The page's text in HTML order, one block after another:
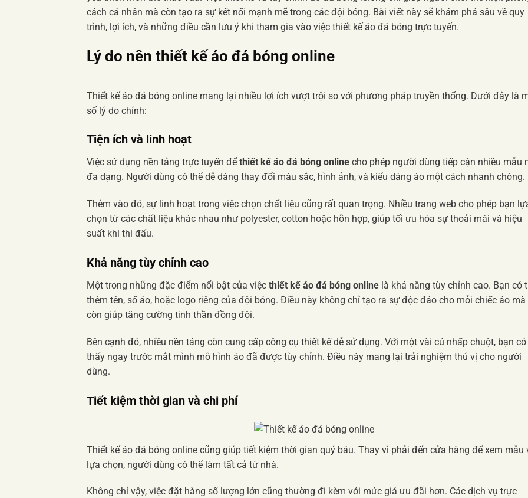
cách cá nhân mà còn tạo ra sự kết nối mạnh mẽ trong các đội bóng. Bài viết này sẽ khám phá sâu về quy
trình, lợi ích, và những điều cần lưu ý khi tham gia vào việc thiết kế áo đá bóng trực tuyến.
Lý do nên thiết kế áo đá bóng online
Thiết kế áo đá bóng online mang lại nhiều lợi ích vượt trội so với phương pháp truyền thống. Dưới đây là
số lý do chính:
Tiện ích và linh hoạt
Việc sử dụng nền tảng trực tuyến để thiết kế áo đá bóng online cho phép người dùng tiếp cận nhiều mẫu
đa dạng. Người dùng có thể dễ dàng thay đổi màu sắc, hình ảnh, và kiểu dáng áo một cách nhanh chóng.
Thêm vào đó, sự linh hoạt trong việc chọn chất liệu cũng rất quan trọng. Nhiều trang web cho phép bạn
chọn từ các chất liệu khác nhau như polyester, cotton hoặc hỗn hợp, giúp tối ưu hóa sự thoải mái và hiệu
suất khi thi đấu.
Khả năng tùy chỉnh cao
Một trong những đặc điểm nổi bật của việc thiết kế áo đá bóng online là khả năng tùy chỉnh cao. Bạn có
thêm tên, số áo, hoặc logo riêng của đội bóng. Điều này không chỉ tạo ra sự độc đáo cho mỗi chiếc áo mà
còn giúp tăng cường tinh thần đồng đội.
Bên cạnh đó, nhiều nền tảng còn cung cấp công cụ thiết kế dễ sử dụng. Với một vài cú nhấp chuột, bạn
thấy ngay trước mắt mình mô hình áo đã được tùy chỉnh. Điều này mang lại trải nghiệm thú vị cho người
dùng.
Tiết kiệm thời gian và chi phí
Thiết kế áo đá bóng online cũng giúp tiết kiệm thời gian quý báu. Thay vì phải đến cửa hàng để xem mẫu
lựa chọn, người dùng có thể làm tất cả từ nhà.
Không chỉ vậy, việc đặt hàng số lượng lớn cũng thường đi kèm với mức giá ưu đãi hơn. Các dịch vụ trực